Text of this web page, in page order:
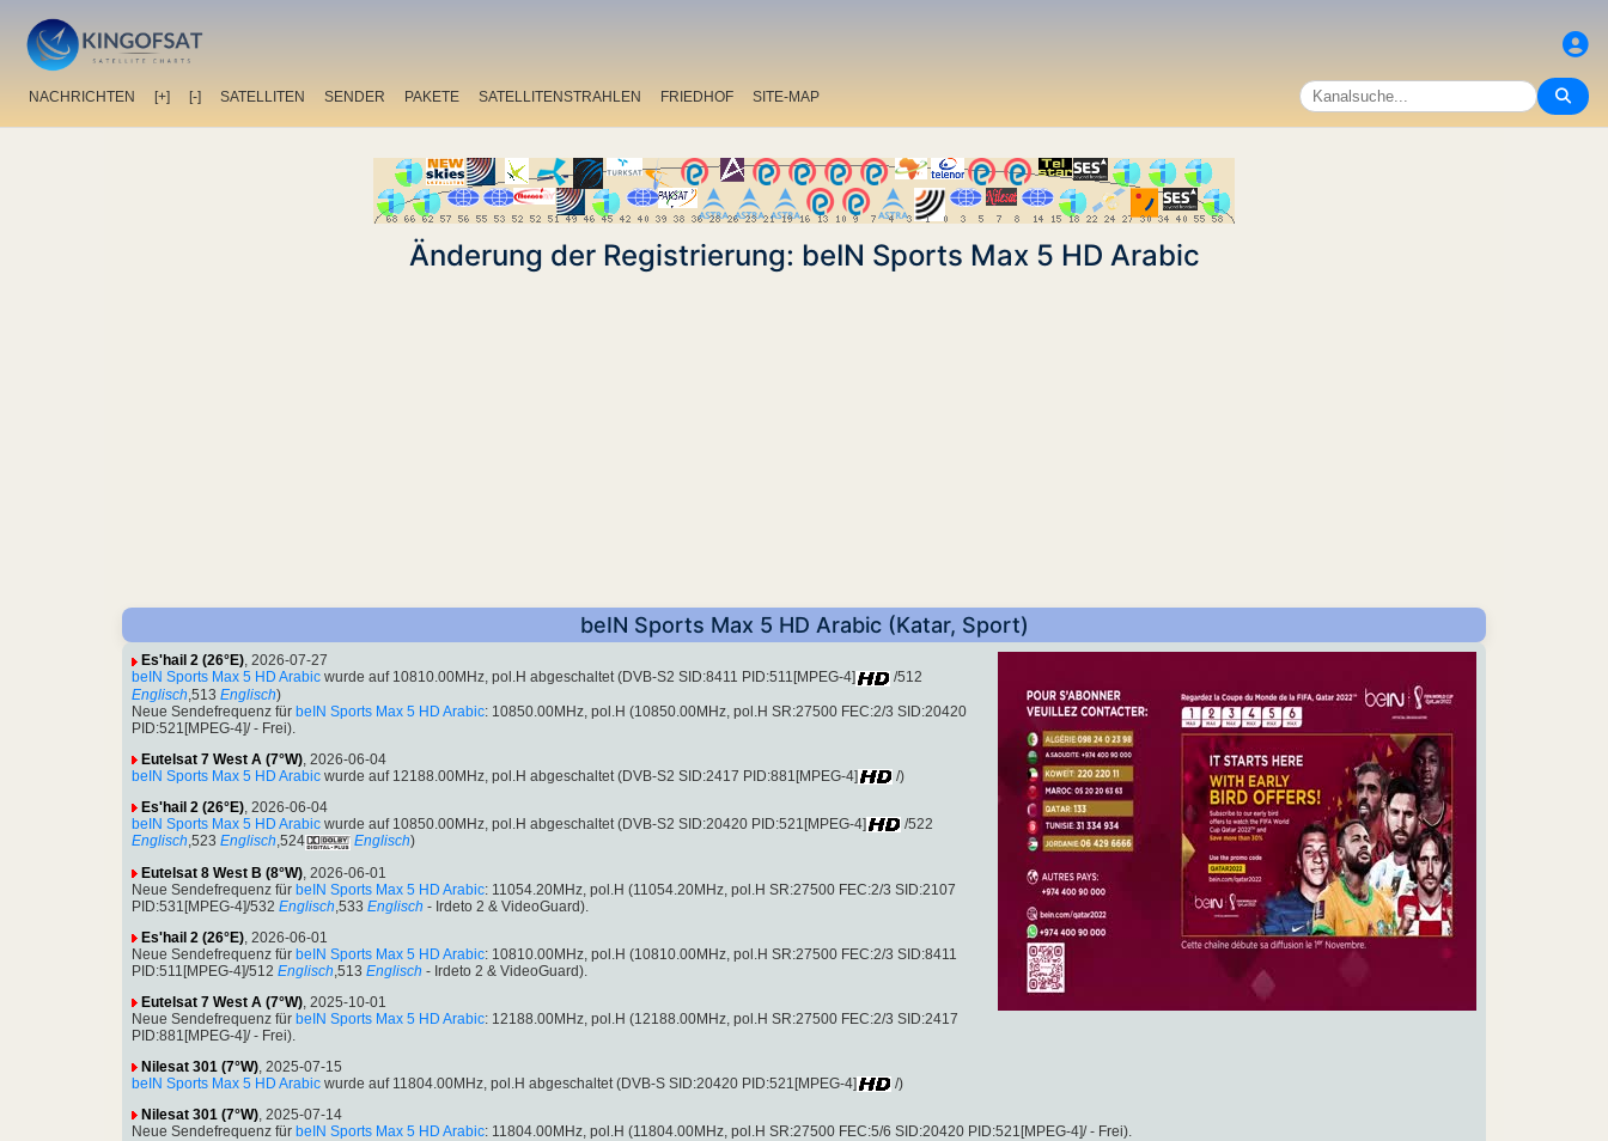
NACHRICHTEN [+] [-] SATELLITEN SENDER PAKETE SATELLITENSTRAHLEN FRIEDHOF SITE-MAP
Änderung der Registrierung: beIN Sports Max 5 HD Arabic
beIN Sports Max 5 HD Arabic (Katar, Sport)
Es'hail 2 (26°E), 2026-07-27
beIN Sports Max 5 HD Arabic wurde auf 10810.00MHz, pol.H abgeschaltet (DVB-S2 SID:8411 PID:511[MPEG-4]
/512
Englisch ,513 Englisch)
Neue Sendefrequenz für beIN Sports Max 5 HD Arabic: 10850.00MHz, pol.H (10850.00MHz, pol.H SR:27500 FEC:2/3 SID:20420
PID:521[MPEG-4]/ - Frei).
Eutelsat 7 West A (7°W) , 2026-06-04
beIN Sports Max 5 HD Arabic wurde auf 12188.00MHz, pol.H abgeschaltet (DVB-S2 SID:2417 PID:881[MPEG-4]
/)
Es'hail 2 (26°E), 2026-06-04
beIN Sports Max 5 HD Arabic wurde auf 10850.00MHz, pol.H abgeschaltet (DVB-S2 SID:20420 PID:521[MPEG-4]
/522
Englisch,523 Englisch,524 Englisch)
Eutelsat 8 West B (8°W) , 2026-06-01
Neue Sendefrequenz für beIN Sports Max 5 HD Arabic: 11054.20MHz, pol.H (11054.20MHz, pol.H SR:27500 FEC:2/3 SID:2107
PID:531[MPEG-4]/532 Englisch ,533 Englisch - Irdeto 2 & VideoGuard).
Es'hail 2 (26°E) , 2026-06-01
Neue Sendefrequenz für beIN Sports Max 5 HD Arabic: 10810.00MHz, pol.H (10810.00MHz, pol.H SR:27500 FEC:2/3 SID:8411
PID:511[MPEG-4]/512 Englisch ,513 Englisch - Irdeto 2 & VideoGuard).
Eutelsat 7 West A (7°W) , 2025-10-01
Neue Sendefrequenz für beIN Sports Max 5 HD Arabic: 12188.00MHz, pol.H (12188.00MHz, pol.H SR:27500 FEC:2/3 SID:2417
PID:881[MPEG-4]/ - Frei).
Nilesat 301 (7°W) , 2025-07-15
beIN Sports Max 5 HD Arabic wurde auf 11804.00MHz, pol.H abgeschaltet (DVB-S SID:20420 PID:521[MPEG-4]
/)
Nilesat 301 (7°W), 2025-07-14
Neue Sendefrequenz für beIN Sports Max 5 HD Arabic: 11804.00MHz, pol.H (11804.00MHz, pol.H SR:27500 FEC:5/6 SID:20420 PID:521[MPEG-4]/ - Frei).